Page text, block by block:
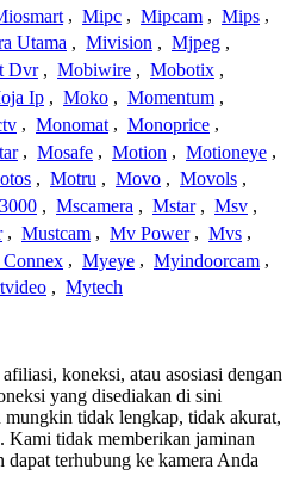
, Mipc , Mipcam , Mips ,
Utama , Mivision , Mjpeg ,
Dvr , Mobiwire , Mobotix ,
Ip , Moko , Momentum ,
, Monomat , Monoprice ,
, Mosafe , Motion , Motioneye ,
, Motru , Movo , Movols ,
, Mscamera , Mstar , Msv ,
, Mustcam , Mv Power , Mvs ,
, Myeye , Myindoorcam ,
, Mytech
koneksi, atau asosiasi dengan
yang disediakan di sini
mungkin tidak lengkap, tidak akurat,
Kami tidak memberikan jaminan
dapat terhubung ke kamera Anda